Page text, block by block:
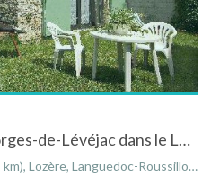
Gîte La pause à Saint-Georges-de-Lévéjac dans le Languedoc-Roussillon
Languedoc-Roussillon, Occitanie, France